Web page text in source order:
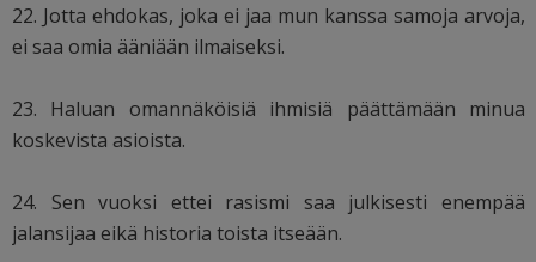
22. Jotta ehdokas, joka ei jaa mun kanssa samoja arvoja,
ei saa omia ääniään ilmaiseksi.
23. Haluan omannäköisiä ihmisiä päättämään minua
koskevista asioista.
24. Sen vuoksi ettei rasismi saa julkisesti enempää
jalansijaa eikä historia toista itseään.